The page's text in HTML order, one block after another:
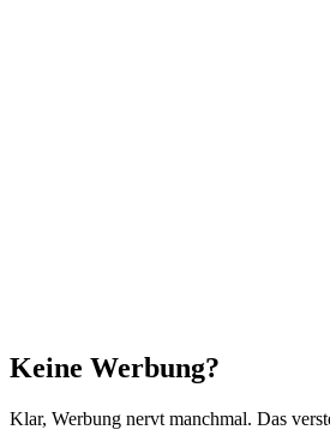
Schließen
Keine Werbung?
Klar, Werbung nervt manchmal. Das